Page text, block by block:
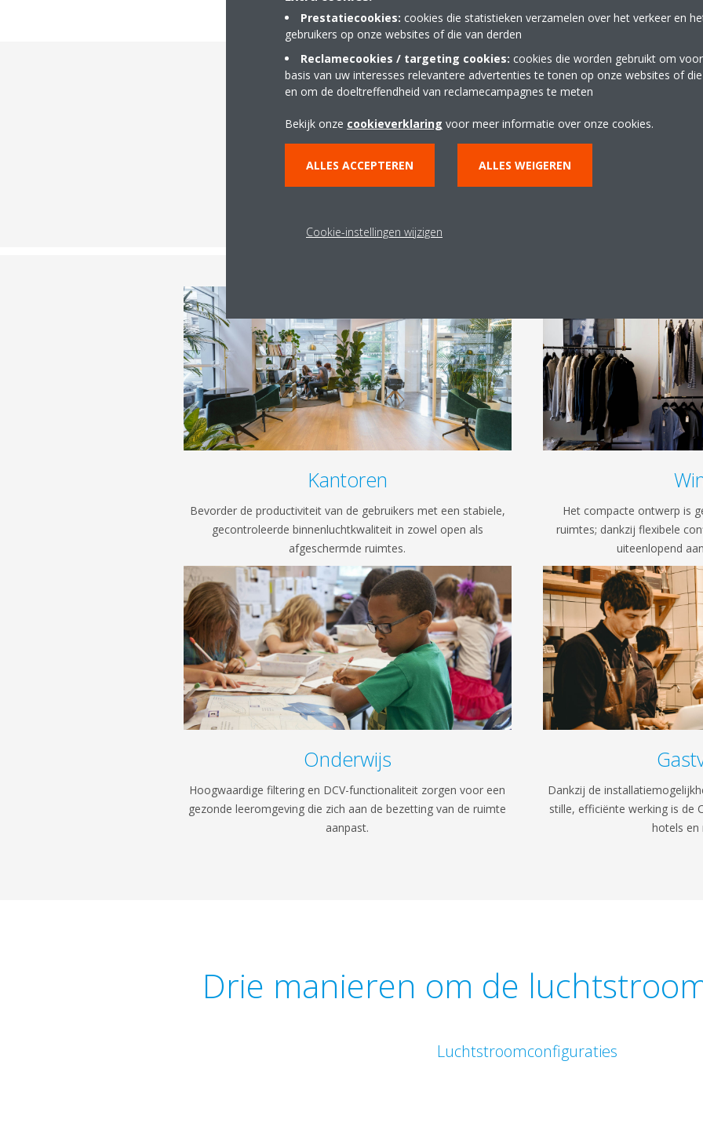
De juiste oplossing voor elke
Van winkels tot klaslokalen: Compact R past zich aan de ventilatiebehoeften van
Kantoren
Bevorder de productiviteit van de gebruikers met een stabiele,
gecontroleerde binnenluchtkwaliteit in zowel open als
afgeschermde ruimtes.
Onderwijs
Hoogwaardige filtering en DCV-functionaliteit zorgen voor een
gezonde leeromgeving die zich aan de bezetting van de ruimte
aanpast.
Het compacte ontwerp is
ruimtes; dankzij flexibele
uiteenlopend
Dankzij de
stille, efficiënte werking is de
hotels en
Drie manieren om de
Luchtstroomconfiguraties
Prestatiecookies: cookies die statistieken verzamelen over het verkeer en
gebruikers op onze websites of die van derden
Reclamecookies / targeting cookies: cookies die worden gebruikt om
basis van uw interesses relevantere advertenties te tonen op onze websites of
en om de doeltreffendheid van reclamecampagnes te meten
Bekijk onze cookieverklaring voor meer informatie over onze cookies.
ALLES ACCEPTEREN ALLES WEIGEREN
Cookie-instellingen wijzigen